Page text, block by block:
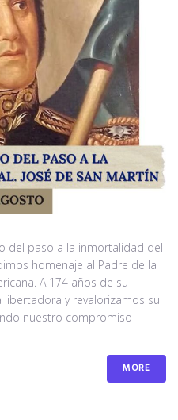
del paso a la inmortalidad del
homenaje al Padre de la
A 174 años de su
y revalorizamos su
nuestro compromiso
MORE